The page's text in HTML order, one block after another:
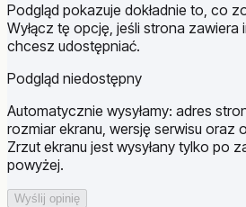
Podgląd pokazuje dokładnie to, co
Wyłącz tę opcję, jeśli strona
chcesz udostępniać.
Podgląd niedostępny
Automatycznie wysyłamy: adres
rozmiar ekranu, wersję serwisu oraz
Zrzut ekranu jest wysyłany tylko po
powyżej.
Wyślij opinię